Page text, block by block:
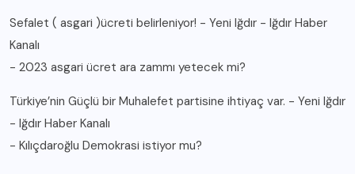
Sefalet ( asgari )ücreti belirleniyor! - Yeni Iğdır - Iğdır Haber
Kanalı
- 2023 asgari ücret ara zammı yetecek mi?
Türkiye’nin Güçlü bir Muhalefet partisine ihtiyaç var. - Yeni Iğdır
- Iğdır Haber Kanalı
- Kılıçdaroğlu Demokrasi istiyor mu?